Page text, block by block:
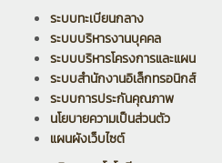
ระบบทะเบียนกลาง
ระบบบริหารงานบุคคล
ระบบบริหารโครงการและแผน
ระบบสำนักงานอิเล็กทรอนิกส์
ระบบการประกันคุณภาพ
นโยบายความเป็นส่วนตัว
แผนผังเว็บไซต์